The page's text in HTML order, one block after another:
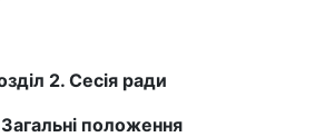
2. Сесія ради
Загальні положення